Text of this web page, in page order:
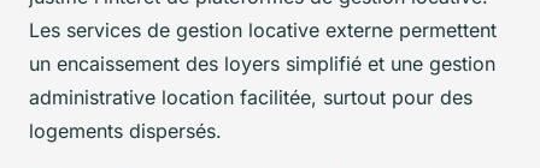
Les services de gestion locative externe permettent
un encaissement des loyers simplifié et une gestion
administrative location facilitée, surtout pour des
logements dispersés.